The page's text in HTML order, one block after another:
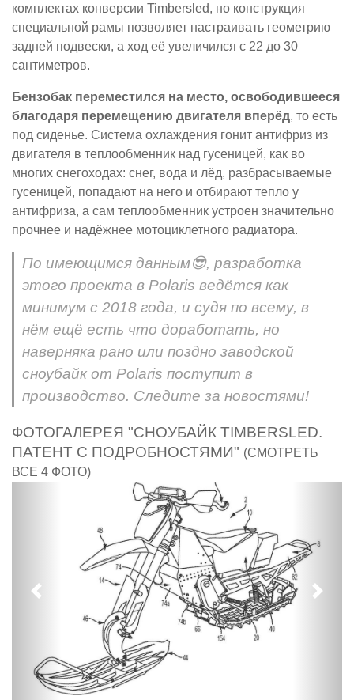
комплектах конверсии Timbersled, но конструкция
специальной рамы позволяет настраивать геометрию
задней подвески, а ход её увеличился с 22 до 30
сантиметров.
Бензобак переместился на место, освободившееся
благодаря перемещению двигателя вперёд, то есть
под сиденье. Система охлаждения гонит антифриз из
двигателя в теплообменник над гусеницей, как во
многих снегоходах: снег, вода и лёд, разбрасываемые
гусеницей, попадают на него и отбирают тепло у
антифриза, а сам теплообменник устроен значительно
прочнее и надёжнее мотоциклетного радиатора.
По имеющимся данным😎, разработка
этого проекта в Polaris ведётся как
минимум с 2018 года, и судя по всему, в
нём ещё есть что доработать, но
наверняка рано или поздно заводской
сноубайк от Polaris поступит в
производство. Следите за новостями!
ФОТОГАЛЕРЕЯ "СНОУБАЙК TIMBERSLED.
ПАТЕНТ С ПОДРОБНОСТЯМИ" (СМОТРЕТЬ
ВСЕ 4 ФОТО)
Предыдущий